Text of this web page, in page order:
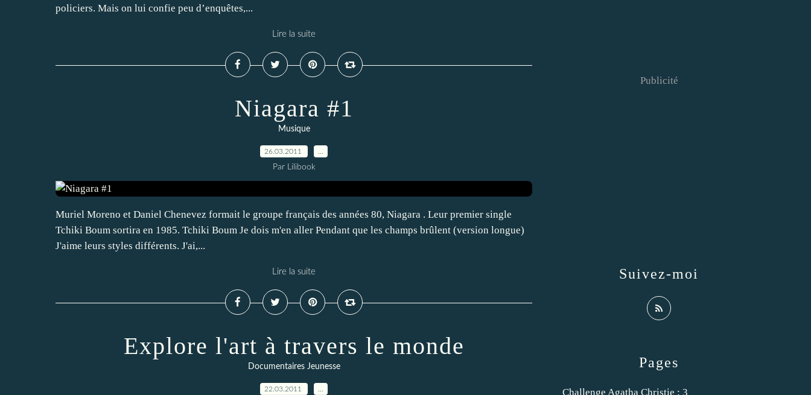
policiers. Mais on lui confie peu d’enquêtes,...
Lire la suite
Niagara #1
Musique
26.03.2011
Par Lilibook
Muriel Moreno et Daniel Chenevez formait le groupe français des années 80, Niagara . Leur premier single
Tchiki Boum sortira en 1985. Tchiki Boum Je dois m'en aller Pendant que les champs brûlent (version longue)
J'aime leurs styles différents. J'ai,...
Lire la suite
Explore l'art à travers le monde
Documentaires Jeunesse
22.03.2011
Pages
Challenge Agatha Christie : 3
Suivez-moi
Publicité